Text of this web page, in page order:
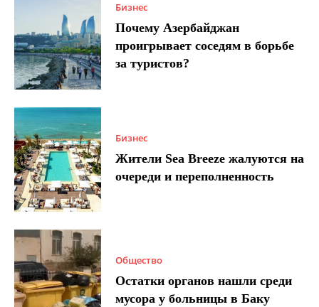
Бизнес
Почему Азербайджан
проигрывает соседям в борьбе
за туристов?
Бизнес
Жители Sea Breeze жалуются на
очереди и переполненность
Общество
Остатки органов нашли среди
мусора у больницы в Баку